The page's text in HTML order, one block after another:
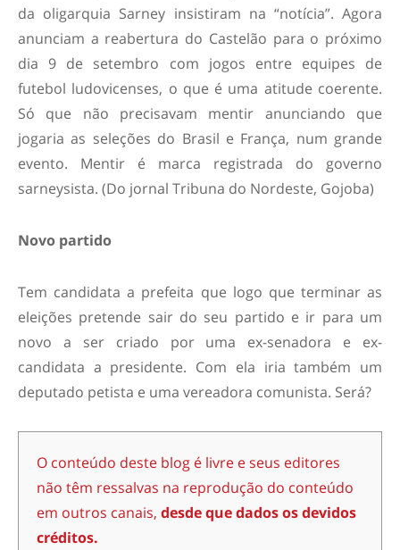
da oligarquia Sarney insistiram na “notícia”. Agora
anunciam a reabertura do Castelão para o próximo
dia 9 de setembro com jogos entre equipes de
futebol ludovicenses, o que é uma atitude coerente.
Só que não precisavam mentir anunciando que
jogaria as seleções do Brasil e França, num grande
evento. Mentir é marca registrada do governo
sarneysista. (Do jornal Tribuna do Nordeste, Gojoba)
Novo partido
Tem candidata a prefeita que logo que terminar as
eleições pretende sair do seu partido e ir para um
novo a ser criado por uma ex-senadora e ex-
candidata a presidente. Com ela iria também um
deputado petista e uma vereadora comunista. Será?
O conteúdo deste blog é livre e seus editores
não têm ressalvas na reprodução do conteúdo
em outros canais, desde que dados os devidos
créditos.